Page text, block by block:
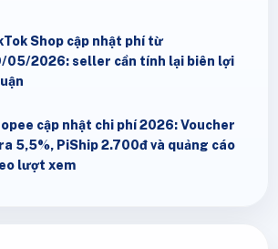
Shop cập nhật phí từ
05/2026: seller cần tính lại biên lợi
cập nhật chi phí 2026: Voucher
5,5%, PiShip 2.700đ và quảng cáo
lượt xem